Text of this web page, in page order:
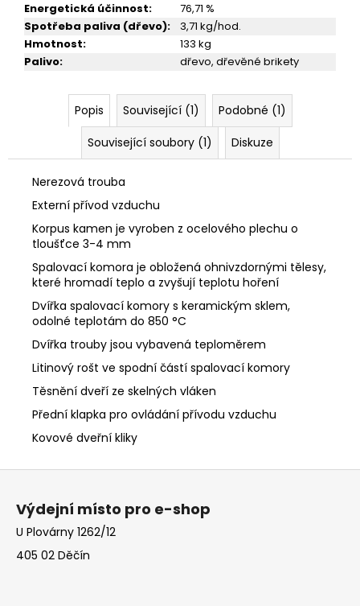
Energetická účinnost:
76,71 %
Spotřeba paliva (dřevo):
3,71 kg/hod.
Hmotnost:
133 kg
Palivo: dřevo, dřevěné brikety
Popis Související (1)
Podobné (1)
Související soubory (1)
Diskuze
Nerezová trouba
Externí přívod vzduchu
Korpus kamen je vyroben z ocelového plechu o
tloušťce 3-4 mm
Spalovací komora je obložená ohnivzdornými tělesy,
které hromadí teplo a zvyšují teplotu hoření
Dvířka spalovací komory s keramickým sklem,
odolné teplotám do 850 °C
Dvířka trouby jsou vybavená teploměrem
Litinový rošt ve spodní částí spalovací komory
Těsnění dveří ze skelných vláken
Přední klapka pro ovládání přívodu vzduchu
Kovové dveřní kliky
Výdejní místo pro e-shop
U Plovárny 1262/12
405 02 Děčín